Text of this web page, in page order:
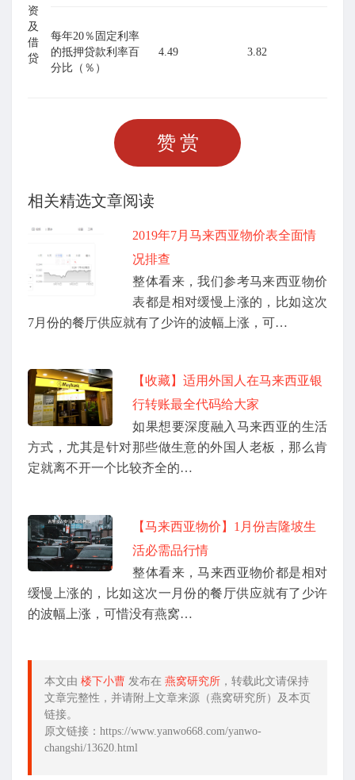
资
及
借
贷
每年20％固定利率
的抵押贷款利率百
分比（％）
4.49 3.82
赞赏
相关精选文章阅读
2019年7月马来西亚物价表全面情
况排查
整体看来，我们参考马来西亚物价
表都是相对缓慢上涨的，比如这次
7月份的餐厅供应就有了少许的波幅上涨，可…
【收藏】适用外国人在马来西亚银
行转账最全代码给大家
如果想要深度融入马来西亚的生活
方式，尤其是针对那些做生意的外国人老板，那么肯
定就离不开一个比较齐全的…
【马来西亚物价】1月份吉隆坡生
活必需品行情
整体看来，马来西亚物价都是相对
缓慢上涨的，比如这次一月份的餐厅供应就有了少许
的波幅上涨，可惜没有燕窝…
本文由 楼下小曹 发布在 燕窝研究所 ，转载此文请保持
文章完整性，并请附上文章来源（燕窝研究所）及本页
链接。
原文链接：https://www.yanwo668.com/yanwo-
changshi/13620.html